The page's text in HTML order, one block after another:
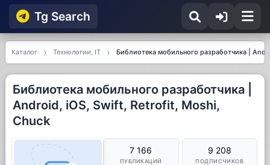
Tg Searсh
Каталог Технологии, IT Библиотека мобильного разработчика |
Библиотека мобильного разработчика |
Android, iOS, Swift, Retrofit, Moshi,
Chuck
7 166
ПУБЛИКАЦИЙ
9 208
ПОДПИСЧИКОВ